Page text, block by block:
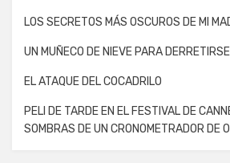
LOS SECRETOS MÁS OSCUROS DE MI
UN MUÑECO DE NIEVE PARA DERRETIRSE
EL ATAQUE DEL COCADRILO
PELI DE TARDE EN EL FESTIVAL DE
SOMBRAS DE UN CRONOMETRADOR DE